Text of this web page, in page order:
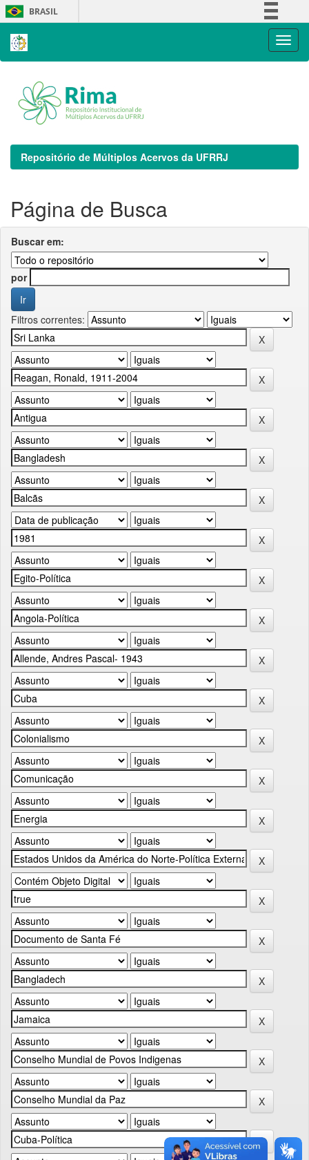
Skip
navigation
BRASIL
Repositório de Múltiplos Acervos da UFRRJ
Página de Busca
Buscar em:
por
Filtros correntes: